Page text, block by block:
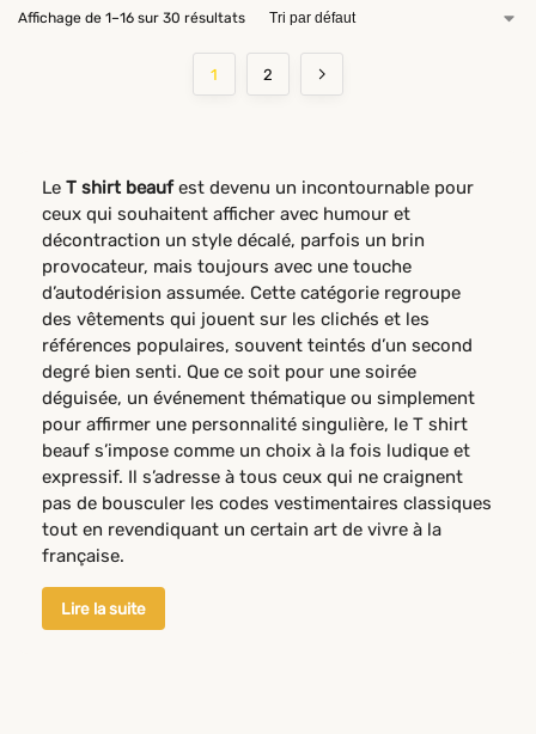
Affichage de 1–16 sur 30 résultats
1 2
Le T shirt beaufest devenu un incontournable pour
ceux qui souhaitent afficher avec humour et
décontraction un style décalé, parfois un brin
provocateur, mais toujours avec une touche
d’autodérision assumée. Cette catégorie regroupe
des vêtements qui jouent sur les clichés et les
références populaires, souvent teintés d’un second
degré bien senti. Que ce soit pour une soirée
déguisée, un événement thématique ou simplement
pour affirmer une personnalité singulière, le T shirt
beauf s’impose comme un choix à la fois ludique et
expressif. Il s’adresse à tous ceux qui ne craignent
pas de bousculer les codes vestimentaires classiques
tout en revendiquant un certain art de vivre à la
française.
Lire la suite